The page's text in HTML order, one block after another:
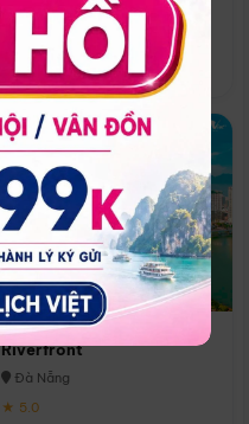
Quoc
Phú Quốc
★ 5.0
Melia Vinpearl Danang
Riverfront
Đà Nẵng
★ 5.0